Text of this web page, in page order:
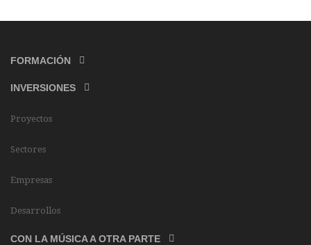
FORMACIÓN
INVERSIONES
Proyectos
Sectores
Empresas
Desarrollos
CON LA MÚSICA A OTRA PARTE